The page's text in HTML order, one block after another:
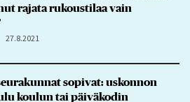
rajata rukoustilaa vain
27.8.2021
sopivat: uskonnon
koulun tai päiväkodin